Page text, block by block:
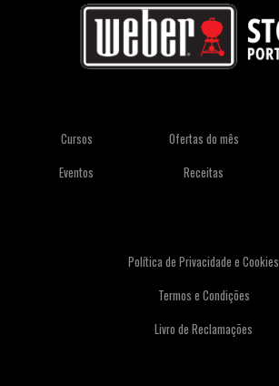
Cursos
Eventos
Ofertas do mês
Receitas
Política de Privacidade e Cookies
Termos e Condições
Livro de Reclamações